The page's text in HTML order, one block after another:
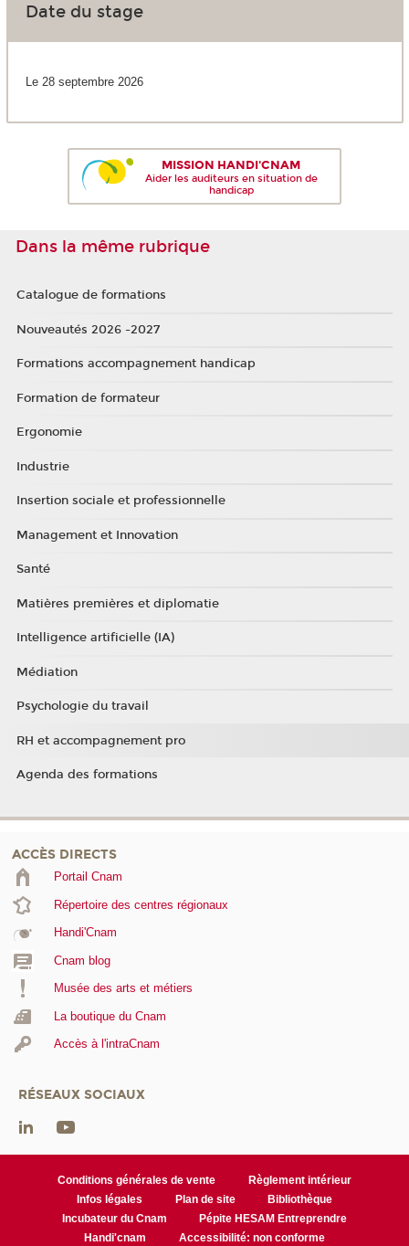
Date du stage
Le 28 septembre 2026
MISSION HANDI'CNAM
Aider les auditeurs en situation de
handicap
Dans la même rubrique
Catalogue de formations
Nouveautés 2026 -2027
Formations accompagnement handicap
Formation de formateur
Ergonomie
Industrie
Insertion sociale et professionnelle
Management et Innovation
Santé
Matières premières et diplomatie
Intelligence artificielle (IA)
Médiation
Psychologie du travail
RH et accompagnement pro
Agenda des formations
ACCÈS DIRECTS
Portail Cnam
Répertoire des centres régionaux
Handi'Cnam
Cnam blog
Musée des arts et métiers
La boutique du Cnam
Accès à l'intraCnam
RÉSEAUX SOCIAUX
Conditions générales de vente
Règlement intérieur
Infos légales
Plan de site
Bibliothèque
Incubateur du Cnam
Pépite HESAM Entreprendre
Handi'cnam
Accessibilité: non conforme